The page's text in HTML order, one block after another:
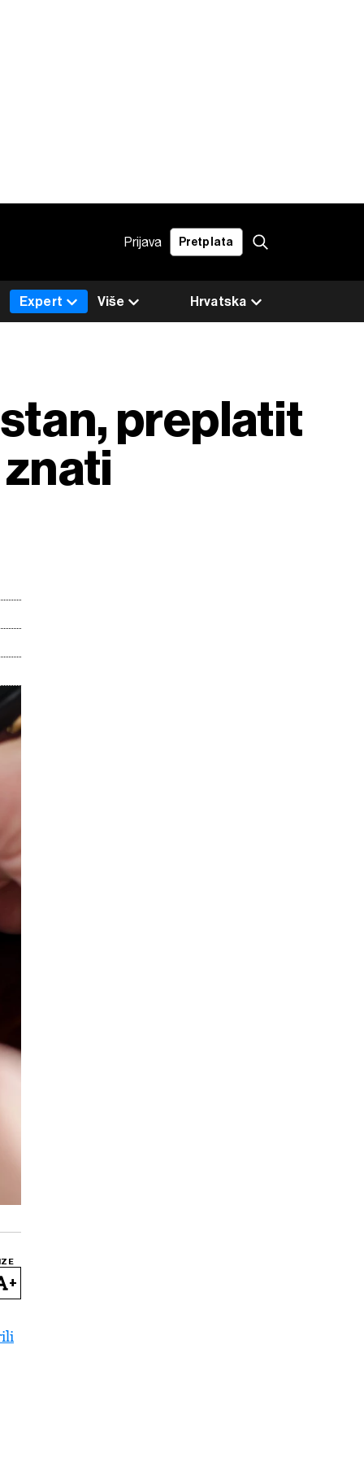
Prijava Pretplata
Hrvatska
Expert Više
preplatit
+